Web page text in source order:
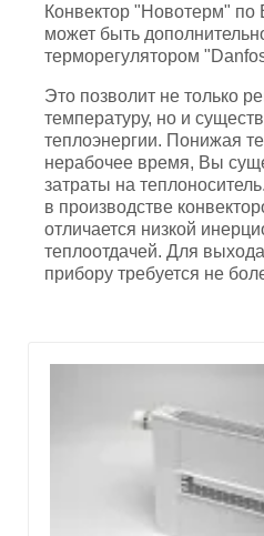
Конвектор "Новотерм"
может быть
терморегулятором
Это позволит не только
температуру, но и
теплоэнергии. Понижая
нерабочее время, Вы
затраты на
в производстве
отличается низкой
теплоотдачей. Для
прибору требуется не